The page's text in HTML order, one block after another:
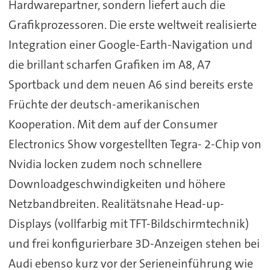
Hardwarepartner, sondern liefert auch die
Grafikprozessoren. Die erste weltweit realisierte
Integration einer Google-Earth-Navigation und
die brillant scharfen Grafiken im A8, A7
Sportback und dem neuen A6 sind bereits erste
Früchte der deutsch-amerikanischen
Kooperation. Mit dem auf der Consumer
Electronics Show vorgestellten Tegra- 2-Chip von
Nvidia locken zudem noch schnellere
Downloadgeschwindigkeiten und höhere
Netzbandbreiten. Realitätsnahe Head-up-
Displays (vollfarbig mit TFT-Bildschirmtechnik)
und frei konfigurierbare 3D-Anzeigen stehen bei
Audi ebenso kurz vor der Serieneinführung wie